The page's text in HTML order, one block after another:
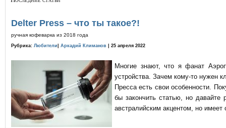
Delter Press – что ты такое?!
ручная кофеварка из 2018 года
Рубрика: Любители Аркадий Климанов | 25 апреля 2022
Многие знают, что я фанат
устройства. Зачем кому-то нужен
Пресса есть свои особенности.
бы закончить статью, но давайте
австралийским акцентом, но имеет